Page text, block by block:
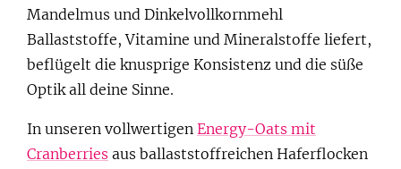
Mandelmus und Dinkelvollkornmehl
Ballaststoffe, Vitamine und Mineralstoffe liefert,
beflügelt die knusprige Konsistenz und die süße
Optik all deine Sinne.
In unseren vollwertigen Energy-Oats mit
Cranberries aus ballaststoffreichen Haferflocken